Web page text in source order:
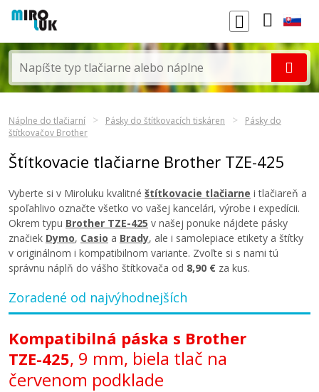
Náplne do tlačiarní Pásky do štítkovacích tiskáren
Pásky do
štítkovačov Brother
Štítkovacie tlačiarne Brother TZE-425
Vyberte si v Miroluku kvalitné štítkovacie tlačiarne i tlačiareň a
spoľahlivo označte všetko vo vašej kancelári, výrobe i expedícii.
Okrem typu Brother TZE-425 v našej ponuke nájdete pásky
značiek Dymo, Casio a Brady, ale i samolepiace etikety a štítky
v originálnom i kompatibilnom variante. Zvoľte si s nami tú
správnu náplň do vášho štítkovača od 8,90 € za kus.
Zoradené od najvýhodnejších
Kompatibilná páska s Brother
TZE-425, 9 mm, biela tlač na
červenom podklade